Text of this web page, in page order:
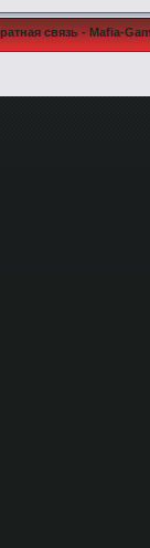
связь-Mafia-